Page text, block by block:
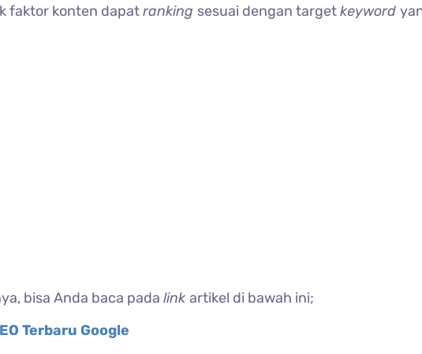
faktor konten dapatranking sesuai dengan targetkeyword
bisa Anda baca pada link artikel di bawah ini;
Terbaru Google